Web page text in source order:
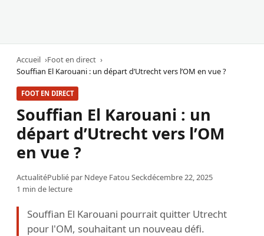
Accueil
Foot en direct
Souffian El Karouani : un départ d’Utrecht vers l’OM en vue ?
FOOT EN DIRECT
Souffian El Karouani : un
départ d’Utrecht vers l’OM
en vue ?
ActualitéPublié par Ndeye Fatou Seckdécembre 22, 2025
1 min de lecture
Souffian El Karouani pourrait quitter Utrecht
pour l'OM, souhaitant un nouveau défi.